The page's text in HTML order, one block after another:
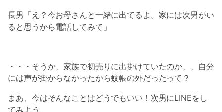
長男「え？今お母さんと一緒に出てるよ。家には次男がい
ると思うから電話してみて」
・・・そうか、家族で初売りに出掛けていたのか、、自分
には声が掛からなかったから蚊帳の外だったって？
まあ、今はそんなことはどうでもいい！次男にLINEをし
てみよう。